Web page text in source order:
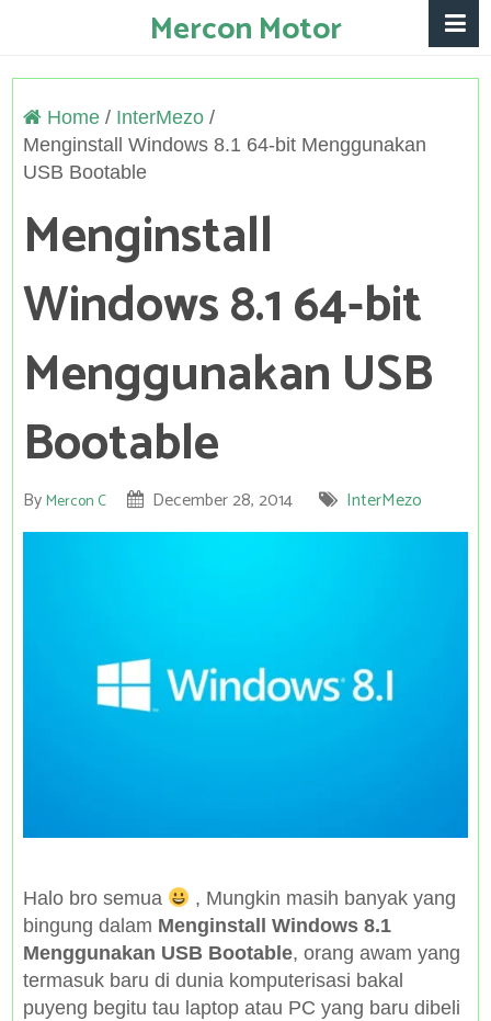
Mercon Motor
Home/ InterMezo/
Menginstall Windows 8.1 64-bit Menggunakan
USB Bootable
Menginstall
Windows 8.1 64-bit
Menggunakan USB
Bootable
ByMercon C December 28, 2014 InterMezo
Halo bro semua
, Mungkin masih banyak yang
bingung dalam Menginstall Windows 8.1
Menggunakan USB Bootable, orang awam yang
termasuk baru di dunia komputerisasi bakal
puyeng begitu tau laptop atau PC yang baru dibeli